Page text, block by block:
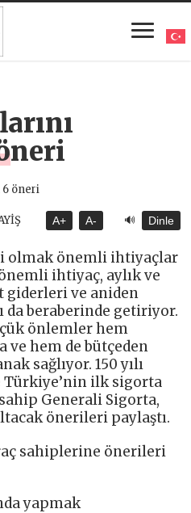
A+ A- 🔊 Dinle
olmak önemli ihtiyaçlar
ihtiyaç, aylık ve
giderleri ve aniden
da beraberinde getiriyor.
önlemler hem
ve hem de bütçeden
sağlıyor. 150 yılı
Türkiye’nin ilk sigorta
Generali Sigorta,
önerileri paylaştı.
sahiplerine önerileri
yapmak